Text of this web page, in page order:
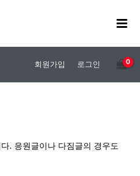
회원가입 로그인
. 응원글이나 다짐글의 경우도